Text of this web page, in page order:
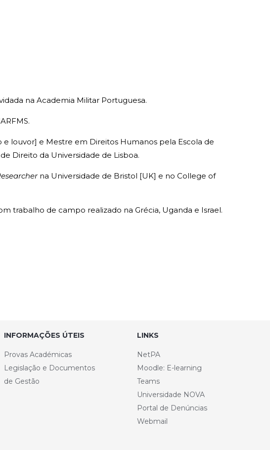
na Academia Militar Portuguesa.
e louvor] e Mestre em Direitos Humanos pela Escola de
Direito da Universidade de Lisboa.
na Universidade de Bristol [UK] e no College of
trabalho de campo realizado na Grécia, Uganda e Israel.
INFORMAÇÕES ÚTEIS
Provas Académicas
Legislação e Documentos
de Gestão
LINKS
NetPA
Moodle: E-learning
Teams
Universidade NOVA
Portal de Denúncias
Webmail